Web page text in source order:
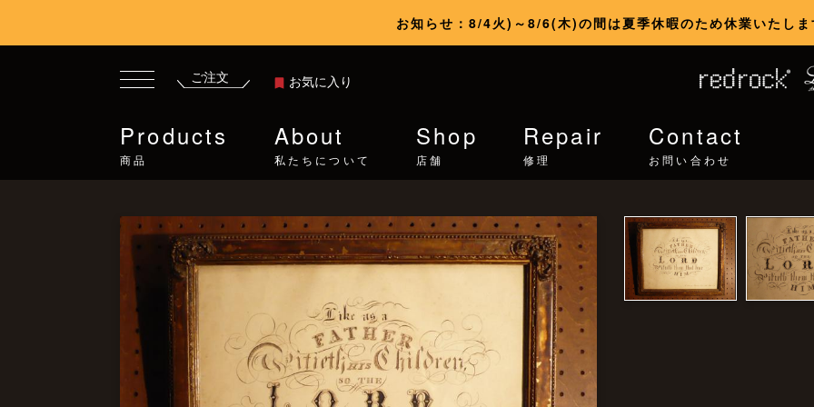
お知らせ：8/4火)～8/6(木)の間は夏季休暇のため休業いたしま
ご注文 お気に入り
Products
商品
About
私たちについて
Shop
店舗
Repair
修理
Contact
お問い合わせ